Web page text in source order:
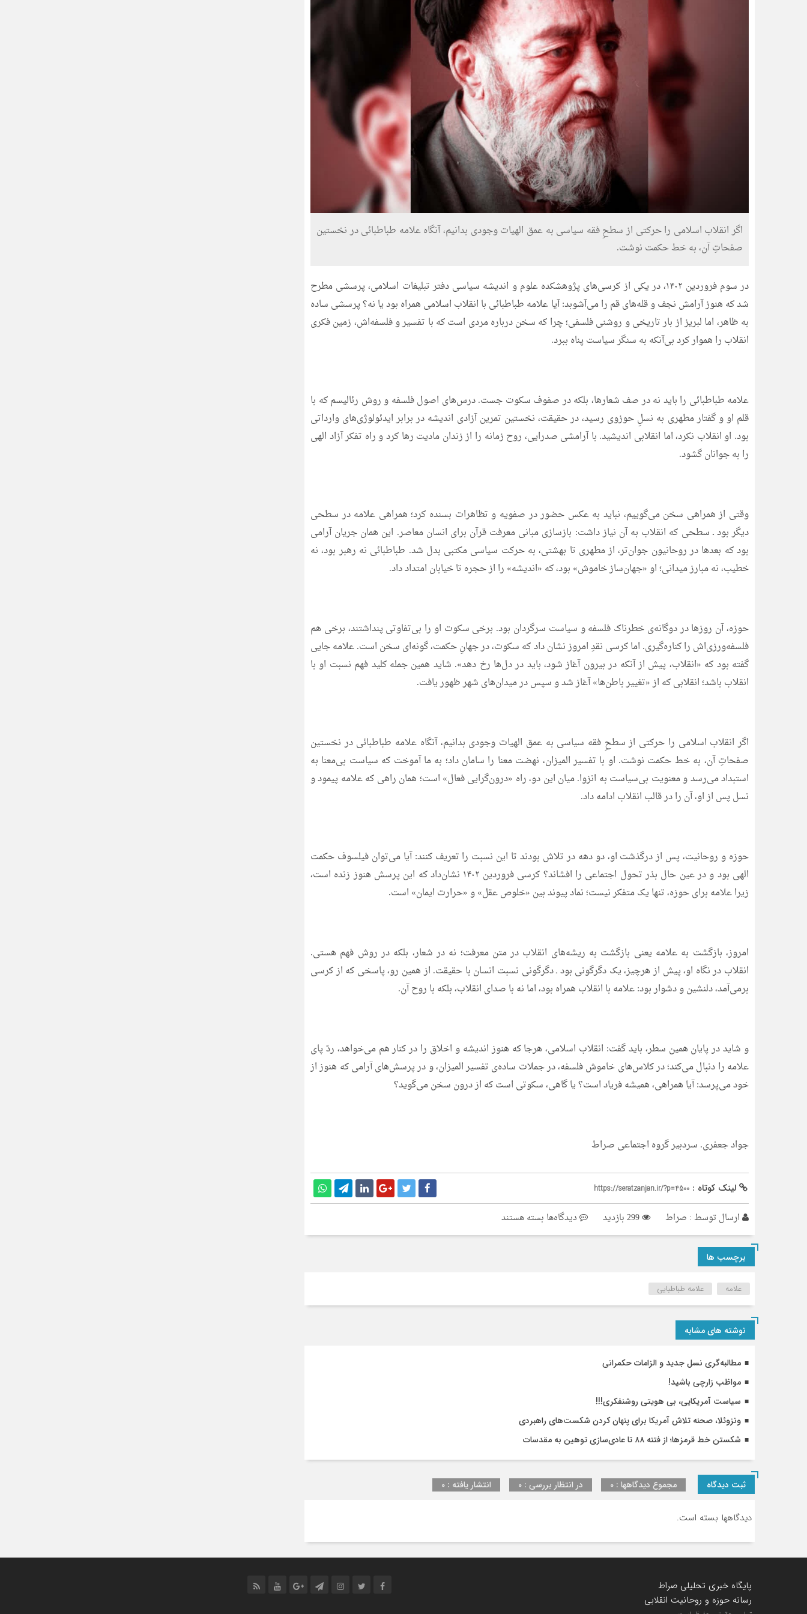
اگر انقلاب اسلامی را حرکتی از سطحِ فقه سیاسی به عمق الهیات وجودی بدانیم، آنگاه علامه طباطبائی در نخستین
صفحاتِ آن، به خط حکمت نوشت.
در سوم فروردین ۱۴۰۲، در یکی از کرسی‌های پژوهشکده علوم و اندیشه سیاسی دفتر تبلیغات اسلامی، پرسشی مطرح
شد که هنوز آرامش نجف و قله‌های قم را می‌آشوبد: آیا علامه طباطبائی با انقلاب اسلامی همراه بود یا نه؟ پرسشی ساده
به ظاهر، اما لبریز از بار تاریخی و روشنی فلسفی؛ چرا که سخن درباره مردی است که با تفسیر و فلسفه‌اش، زمین فکری
انقلاب را هموار کرد بی‌آنکه به سنگر سیاست پناه ببرد.
علامه طباطبائی را باید نه در صف شعارها، بلکه در صفوف سکوت جست. درس‌های اصول فلسفه و روش رئالیسم که با
قلم او و گفتار مطهری به نسلِ حوزوی رسید، در حقیقت، نخستین تمرین آزادی اندیشه در برابر ایدئولوژی‌های وارداتی
بود. او انقلاب نکرد، اما انقلابی اندیشید. با آرامشی صدرایی، روح زمانه را از زندان مادیت رها کرد و راه تفکر آزاد الهی
را به جوانان گشود.
وقتی از همراهی سخن می‌گوییم، نباید به عکس حضور در صفویه و تظاهرات بسنده کرد؛ همراهی علامه در سطحی
دیگر بود ـ سطحی که انقلاب به آن نیاز داشت: بازسازی مبانی معرفت قرآن برای انسان معاصر. این همان جریان آرامی
بود که بعدها در روحانیون جوان‌تر، از مطهری تا بهشتی، به حرکت سیاسی مکتبی بدل شد. طباطبائی نه رهبر بود، نه
خطیب، نه مبارز میدانی؛ او «جهان‌ساز خاموش» بود، که «اندیشه» را از حجره تا خیابان امتداد داد.
حوزه، آن روزها در دوگانه‌ی خطرناک فلسفه و سیاست سرگردان بود. برخی سکوت او را بی‌تفاوتی پنداشتند، برخی هم
فلسفه‌ورزی‌اش را کناره‌گیری. اما کرسی نقدِ امروز نشان داد که سکوت، در جهانِ حکمت، گونه‌ای سخن است. علامه جایی
گفته بود که «انقلاب، پیش از آنکه در بیرون آغاز شود، باید در دل‌ها رخ دهد». شاید همین جمله کلید فهم نسبت او با
انقلاب باشد؛ انقلابی که از «تغییر باطن‌ها» آغاز شد و سپس در میدان‌های شهر ظهور یافت.
اگر انقلاب اسلامی را حرکتی از سطحِ فقه سیاسی به عمق الهیات وجودی بدانیم، آنگاه علامه طباطبائی در نخستین
صفحاتِ آن، به خط حکمت نوشت. او با تفسیر المیزان، نهضت معنا را سامان داد؛ به ما آموخت که سیاست بی‌معنا به
استبداد می‌رسد و معنویت بی‌سیاست به انزوا. میان این دو، راه «درون‌گرایی فعال» است؛ همان راهی که علامه پیمود و
نسل پس از او، آن را در قالب انقلاب ادامه داد.
حوزه و روحانیت، پس از درگذشت او، دو دهه در تلاش بودند تا این نسبت را تعریف کنند: آیا می‌توان فیلسوف حکمت
الهی بود و در عین حال بذر تحول اجتماعی را افشاند؟ کرسی فروردین ۱۴۰۲ نشان‌داد که این پرسش هنوز زنده است،
زیرا علامه برای حوزه، تنها یک متفکر نیست؛ نماد پیوند بین «خلوص عقل» و «حرارت ایمان» است.
امروز، بازگشت به علامه یعنی بازگشت به ریشه‌های انقلاب در متن معرفت؛ نه در شعار، بلکه در روش فهم هستی.
انقلاب در نگاه او، پیش از هرچیز، یک دگرگونی بود ـ دگرگونی نسبت انسان با حقیقت. از همین رو، پاسخی که از کرسی
برمی‌آمد، دلنشین و دشوار بود: علامه با انقلاب همراه بود، اما نه با صدای انقلاب، بلکه با روح آن.
و شاید در پایان همین سطر، باید گفت: انقلاب اسلامی، هرجا که هنوز اندیشه و اخلاق را در کنار هم می‌خواهد، ردّ پای
علامه را دنبال می‌کند؛ در کلاس‌های خاموش فلسفه، در جملات ساده‌ی تفسیر المیزان، و در پرسش‌های آرامی که هنوز از
خود می‌پرسد: آیا همراهی، همیشه فریاد است؟ یا گاهی، سکوتی است که از درون سخن می‌گوید؟
جواد جعفری. سردبیر گروه اجتماعی صراط
لینک کوتاه : https://seratzanjan.ir/?p=4500
ارسال توسط : صراط دیدگاه‌ها برای
جهان
بسته هستند
برچسب ها
علامه علامه طباطبایی
نوشته های مشابه
مطالبه‌گری نسل جدید و الزامات حکمرانی
مواظب زارچی باشید!
سیاست آمریکایی، بی هویتی روشنفکری!!!
ونزوئلا، صحنه تلاش آمریکا برای پنهان کردن شکست‌های راهبردی
شکستن خط قرمزها؛ از فتنه ۸۸ تا عادی‌سازی توهین به مقدسات
ثبت دیدگاه مجموع دیدگاهها : 0 در انتظار بررسی : 0 انتشار یافته : 0
دیدگاهها بسته است.
پایگاه خبری تحلیلی صراط
رسانه حوزه و روحانیت انقلابی